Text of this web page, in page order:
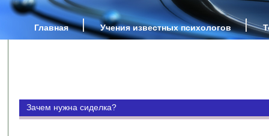
Главная Учения известных психологов
Зачем нужна сиделка?